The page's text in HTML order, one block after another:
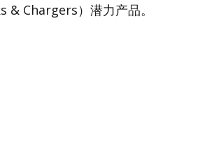
& Chargers）潜力产品。